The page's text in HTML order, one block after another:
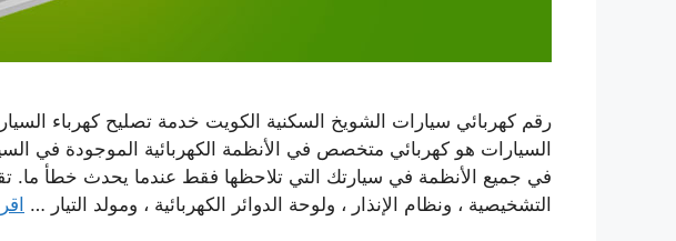
رقم كهربائي سيارات الشويخ السكنية الكويت خدمة تصليح كهرباء
السيارات هو كهربائي متخصص في الأنظمة الكهربائية الموجودة في
في جميع الأنظمة في سيارتك التي تلاحظها فقط عندما يحدث خطأ ما. تقع
التشخيصية ، ونظام الإنذار ، ولوحة الدوائر الكهربائية ، ومولد التيار …